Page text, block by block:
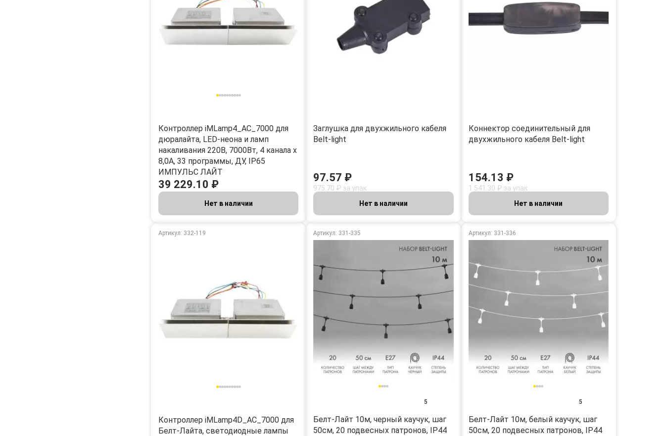
Контроллер iMLamp4_AC_7000 для
дюралайта, LED-неона и ламп
накаливания 220В, 7000Вт, 4 канала х
8,0А, 33 программы, ДУ, IP65
ИМПУЛЬС ЛАЙТ
39 229.10 ₽
Нет в наличии
Заглушка для двухжильного кабеля
Belt-light
97.57 ₽
975.70 ₽ за упак
Нет в наличии
Коннектор соединительный для
двухжильного кабеля Belt-light
154.13 ₽
1 541.30 ₽ за упак
Нет в наличии
Артикул: 332-119
Контроллер iMLamp4D_AC_7000 для
Белт-Лайта, светодиодные лампы
Артикул: 331-335
5
Белт-Лайт 10м, черный каучук, шаг
50см, 20 подвесных патронов, IP44
Артикул: 331-336
5
Белт-Лайт 10м, белый каучук, шаг
50см, 20 подвесных патронов, IP44